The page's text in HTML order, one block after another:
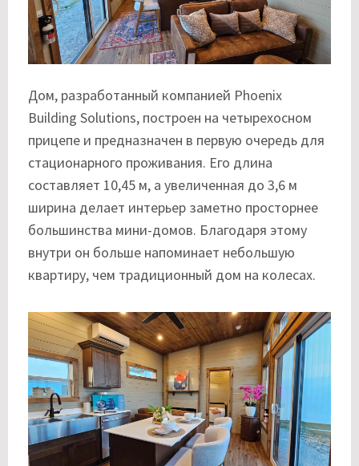
Дом, разработанный компанией Phoenix
Building Solutions, построен на четырехосном
прицепе и предназначен в первую очередь для
стационарного проживания. Его длина
составляет 10,45 м, а увеличенная до 3,6 м
ширина делает интерьер заметно просторнее
большинства мини-домов. Благодаря этому
внутри он больше напоминает небольшую
квартиру, чем традиционный дом на колесах.